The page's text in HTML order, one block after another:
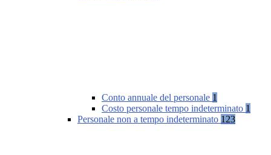
Conto annuale del personale 1
Costo personale tempo indeterminato 1
Personale non a tempo indeterminato 123